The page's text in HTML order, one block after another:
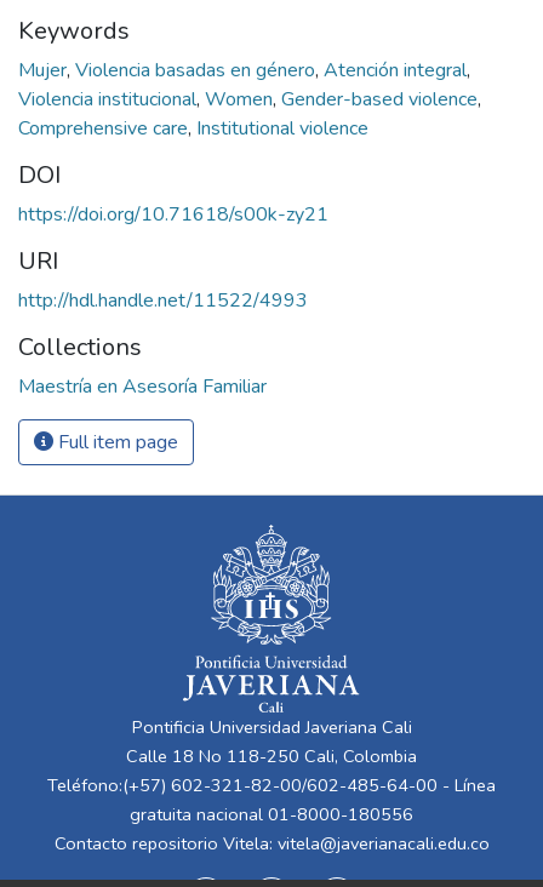
Keywords
Mujer, Violencia basadas en género, Atención integral,
Violencia institucional, Women, Gender-based violence,
Comprehensive care, Institutional violence
DOI
https://doi.org/10.71618/s00k-zy21
URI
http://hdl.handle.net/11522/4993
Collections
Maestría en Asesoría Familiar
Full item page
Pontificia Universidad Javeriana Cali
Calle 18 No 118-250 Cali, Colombia
Teléfono:(+57) 602-321-82-00/602-485-64-00 - Línea
gratuita nacional 01-8000-180556
Contacto repositorio Vitela: vitela@javerianacali.edu.co